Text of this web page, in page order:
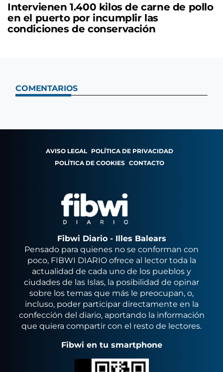
Intervienen 1.400 kilos de carne de pollo
en el puerto por incumplir las
condiciones de conservación
COMENTARIOS
AVISO LEGAL POLÍTICA DE PRIVACIDAD
POLÍTICA DE COOKIES CONTACTO
Fibwi Diario - Illes Balears
Pensado para quienes no se conforman con
poco, FIBWI DIARIO ofrece al lector toda la
actualidad de cada uno de los pueblos y
ciudades de las Islas, la posibilidad de opinar
sobre los temas que más le preocupan, o,
incluso, poder participar directamente en la
confección del diario, aportando la información
que quiera compartir con el resto de lectores.
Fibwi en tu smartphone